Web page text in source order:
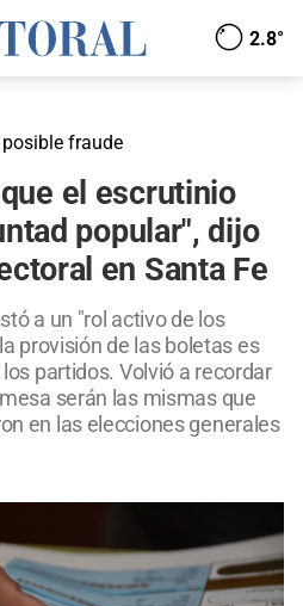
2.8°
fraude
el escrutinio
popular", dijo
en Santa Fe
a un "rol activo de los
provisión de las boletas es
partidos. Volvió a recordar
serán las mismas que
en las elecciones generales